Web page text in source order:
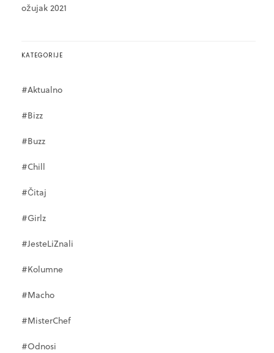
ožujak 2021
KATEGORIJE
#Aktualno
#Bizz
#Buzz
#Chill
#Čitaj
#Girlz
#JesteLiZnali
#Kolumne
#Macho
#MisterChef
#Odnosi